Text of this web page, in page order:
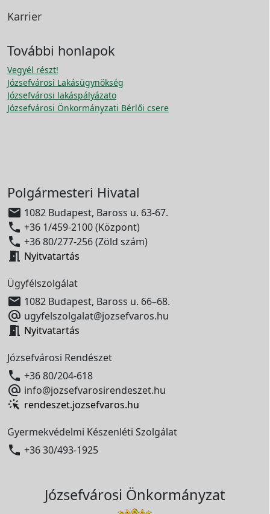
Karrier
További honlapok
Vegyél részt!
Józsefvárosi Lakásügynökség
Józsefvárosi lakáspályázato
Józsefvárosi Önkormányzati Bérlői csere
Polgármesteri Hivatal
 1082 Budapest, Baross u. 63-67.
 +36 1/459-2100 (Központ)
 +36 80/277-256 (Zöld szám)
 Nyitvatartás
Ügyfélszolgálat
 1082 Budapest, Baross u. 66–68.
 ugyfelszolgalat@jozsefvaros.hu
 Nyitvatartás
Józsefvárosi Rendészet
 +36 80/204-618
 info@jozsefvarosirendeszet.hu
rendeszet.jozsefvaros.hu
Gyermekvédelmi Készenléti Szolgálat
 +36 30/493-1925
Józsefvárosi Önkormányzat